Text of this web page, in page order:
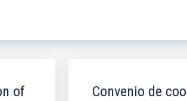
of
Convenio de